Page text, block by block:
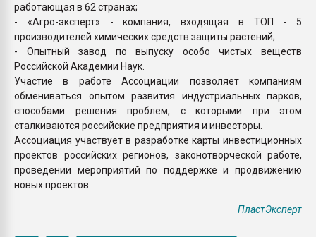
работающая в 62 странах;
- «Агро-эксперт» - компания, входящая в ТОП - 5
производителей химических средств защиты растений;
- Опытный завод по выпуску особо чистых веществ
Российской Академии Наук.
Участие в работе Ассоциации позволяет компаниям
обмениваться опытом развития индустриальных парков,
способами решения проблем, с которыми при этом
сталкиваются российские предприятия и инвесторы.
Ассоциация участвует в разработке карты инвестиционных
проектов российских регионов, законотворческой работе,
проведении мероприятий по поддержке и продвижению
новых проектов.
ПластЭксперт